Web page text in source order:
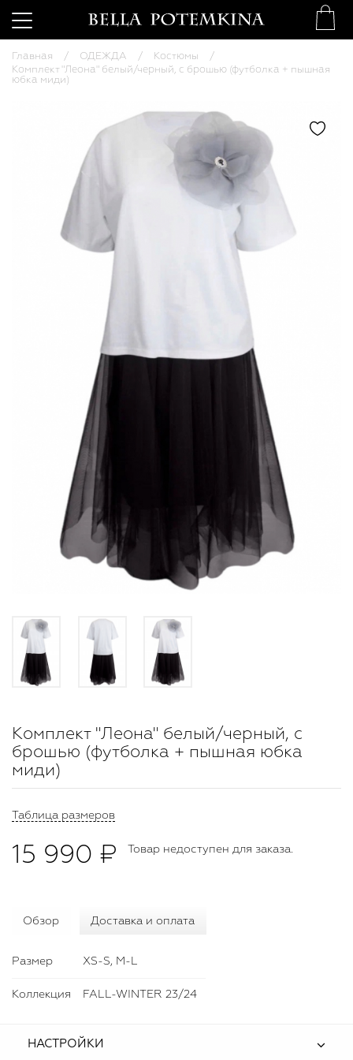
Главная ОДЕЖДА
Костюмы
Комплект "Леона" белый/черный, с брошью (футболка + пышная
юбка миди)
Комплект "Леона" белый/черный, с
брошью (футболка + пышная юбка
миди)
Таблица размеров
15 990 ₽ Товар недоступен для заказа.
Обзор Доставка и оплата
Размер XS-S, M-L
Коллекция FALL-WINTER 23/24
НАСТРОЙКИ